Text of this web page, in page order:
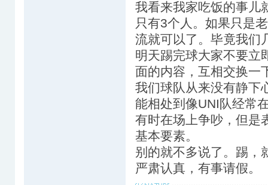
我看来我家吃饭的事儿
只有3个人。如果只是
流就可以了。毕竟我们
明天踢完球大家不要立
面的内容，互相交换一
我们球队从来没有静下
能相处到像UNI队经常
有时在场上争吵，但是
基本要素。
别的就不多说了。踢，
严肃认真，有事请假。